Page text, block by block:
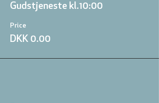
Gudstjeneste kl.10:00
Price
DKK 0.00